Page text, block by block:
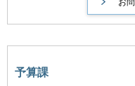
予算課